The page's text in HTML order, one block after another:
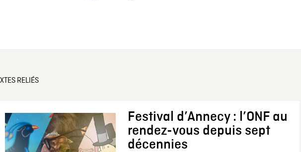
RELIÉS
Festival d’Annecy : l’ONF au
rendez-vous depuis sept
décennies